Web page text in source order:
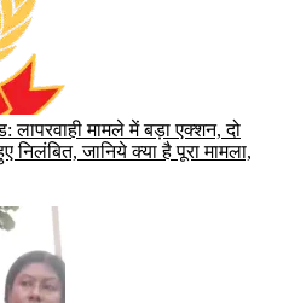
लापरवाही मामले में बड़ा एक्शन, दो
निलंबित, जानिये क्या है पूरा मामला,